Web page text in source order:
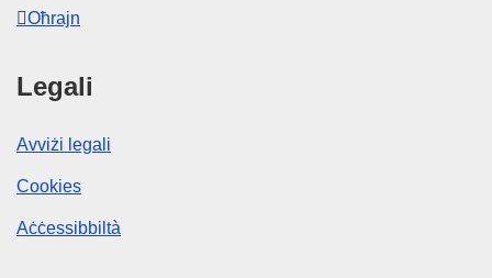
Oħrajn
Legali
Avviżi legali
Cookies
Aċċessibbiltà